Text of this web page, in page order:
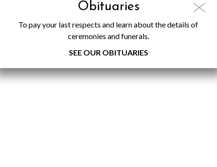
Obituaries
To pay your last respects and learn about the details of
ceremonies and funerals.
SEE OUR OBITUARIES